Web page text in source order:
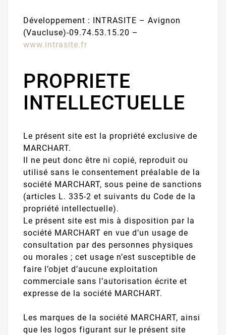
Développement : INTRASITE – Avignon
(Vaucluse)-09.74.53.15.20 –
www.intrasite.fr
PROPRIETE
INTELLECTUELLE
Le présent site est la propriété exclusive de
MARCHART.
Il ne peut donc être ni copié, reproduit ou
utilisé sans le consentement préalable de la
société MARCHART, sous peine de sanctions
(articles L. 335-2 et suivants du Code de la
propriété intellectuelle).
Le présent site est mis à disposition par la
société MARCHART en vue d’un usage de
consultation par des personnes physiques
ou morales ; cet usage n’est susceptible de
faire l’objet d’aucune exploitation
commerciale sans l’autorisation écrite et
expresse de la société MARCHART.
Les marques de la société MARCHART, ainsi
que les logos figurant sur le présent site